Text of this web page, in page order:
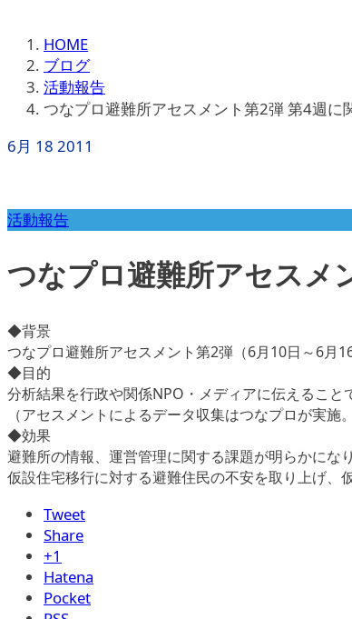
HOME
ブログ
活動報告
つなプロ避難所アセスメント第2弾 第4週に
6月 18 2011
活動報告
つなプロ避難所アセスメ
◆背景
つなプロ避難所アセスメント第2弾（6月10日～6月
◆目的
分析結果を行政や関係NPO・メディアに伝えること
（アセスメントによるデータ収集はつなプロが実施
◆効果
避難所の情報、運営管理に関する課題が明らかになり
仮設住宅移行に対する避難住民の不安を取り上げ、
Tweet
Share
+1
Hatena
Pocket